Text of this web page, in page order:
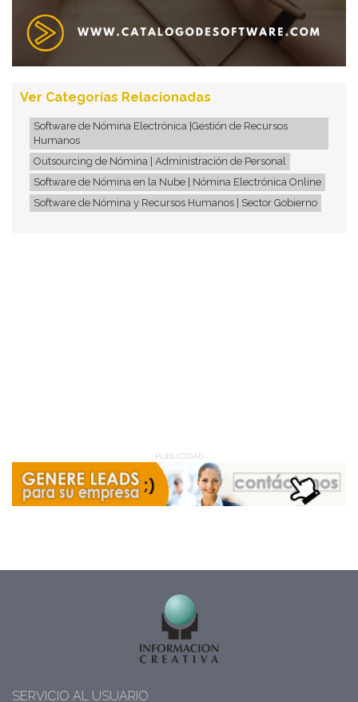
Ver Categorías Relacionadas
Software de Nómina Electrónica |Gestión de Recursos
Humanos
Outsourcing de Nómina | Administración de Personal
Software de Nómina en la Nube | Nómina Electrónica Online
Software de Nómina y Recursos Humanos | Sector Gobierno
PUBLICIDAD
SERVICIO AL USUARIO